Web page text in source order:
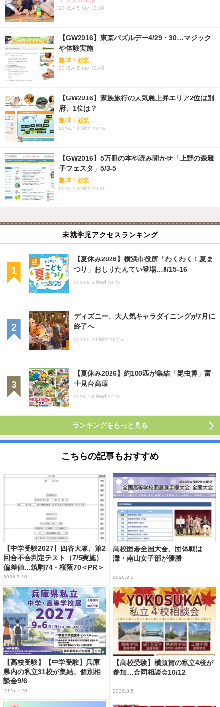
2016.4.5 Tue 13:30
【GW2016】東京パズルデー4/29・30…マジック
や体験実施
趣味・娯楽
2016.4.5 Tue 10:45
【GW2016】家族旅行の人気急上昇エリア2位は別
府、1位は？
趣味・娯楽
2016.4.4 Mon 19:15
【GW2016】5万冊の本や読み聞かせ「上野の森親
子フェスタ」5/3-5
趣味・娯楽
2016.4.4 Mon 16:30
未就学児アクセスランキング
【夏休み2026】横浜市役所「わくわく！夏ま
つり」おしりたんてい登場…8/15-16
2026.8.5 Wed 18:15
ディズニー、大人気キャラダイニングが7月に
終了へ
2019.5.20 Mon 16:45
【夏休み2026】約100匹が集結「昆虫博」富
士見台高原
2026.7.8 Wed 17:15
ランキングをもっと見る
こちらの記事もおすすめ
【中学受験2027】四谷大塚、第2
回合不合判定テスト（7/5実施）
偏差値…筑駒74・桜蔭70＜PR＞
2026.7.10
高校囲碁全国大会、団体戦は
灘・南山女子部が優勝
2026.8.5
【高校受験】【中学受験】兵庫
県内の私立31校が集結、個別相
談会9/6
2026.7.28
【高校受験】横須賀の私立4校が
参加…合同相談会10/12
2026.8.5